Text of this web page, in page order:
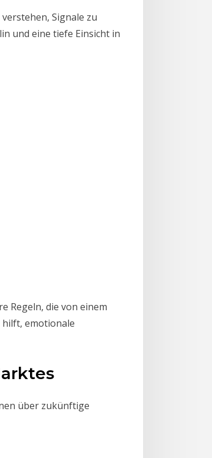
Signale zu
und eine tiefe Einsicht in
Regeln, die von einem
emotionale
über zukünftige